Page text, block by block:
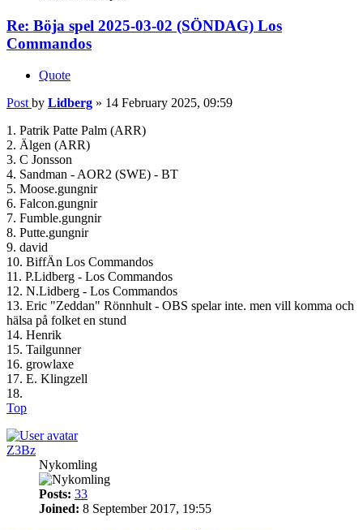
Re: Böja spel 2025-03-02 (SÖNDAG) Los
Commandos
Quote
Post by Lidberg » 14 February 2025, 09:59
1. Patrik Patte Palm (ARR)
2. Älgen (ARR)
3. C Jonsson
4. Sandman - AOR2 (SWE) - BT
5. Moose.gungnir
6. Falcon.gungnir
7. Fumble.gungnir
8. Putte.gungnir
9. david
10. BiffÄn Los Commandos
11. P.Lidberg - Los Commandos
12. N.Lidberg - Los Commandos
13. Eric "Zeddan" Rönnhult - OBS spelar inte. men vill komma och
hälsa på folket en stund
14. Henrik
15. Tailgunner
16. growlaxe
17. E. Klingzell
18.
Top
Z3Bz
Nykomling
Posts: 33
Joined: 8 September 2017, 19:55